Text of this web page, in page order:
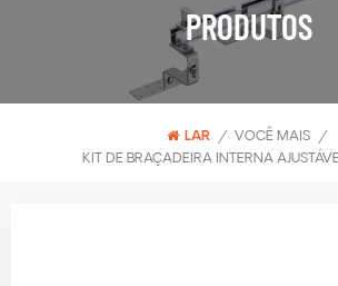
PRODUTOS
LAR / VOCÊ MAIS
/